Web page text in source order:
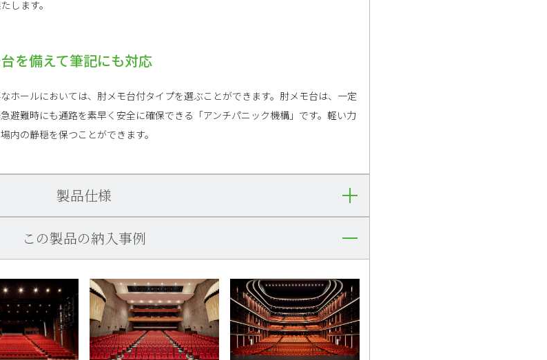
します。
を備えて筆記にも対応
ホールにおいては、肘メモ台付タイプを選ぶことができます。肘メモ台は、一定
避難時にも通路を素早く安全に確保できる「アンチパニック機構」です。軽い力
内の静穏を保つことができます。
製品仕様
この製品の納入事例